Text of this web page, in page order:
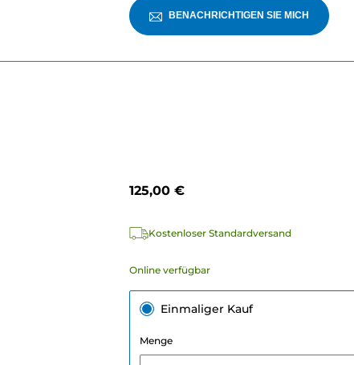
BENACHRICHTIGEN SIE MICH
125,00 €
Kostenloser Standardversand
Online verfügbar
Einmaliger Kauf
Menge